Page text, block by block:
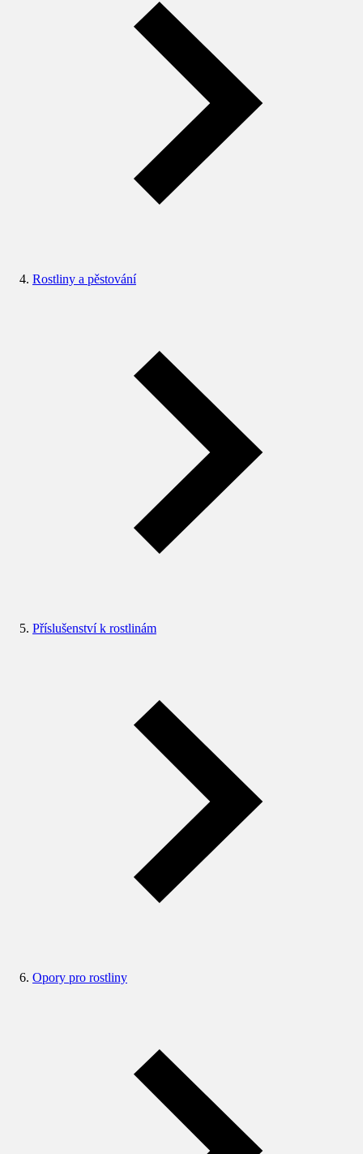
Rostliny a pěstování
Příslušenství k rostlinám
Opory pro rostliny